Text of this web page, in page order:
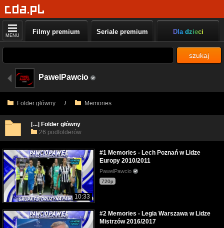
MENU Filmy premium Seriale premium Dla dzieci
szukaj
PawelPawcio
Folder główny / Memories
[...] Folder główny
26 podfolderów
10:33
#1 Memories - Lech Poznań w Lidze
Europy 2010/2011
PawelPawcio
720p
#2 Memories - Legia Warszawa w Lidze
Mistrzów 2016/2017